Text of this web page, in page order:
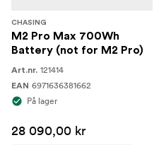
CHASING
M2 Pro Max 700Wh
Battery (not for M2 Pro)
Art.nr. 121414
EAN 6971636381662
På lager
28 090,00 kr